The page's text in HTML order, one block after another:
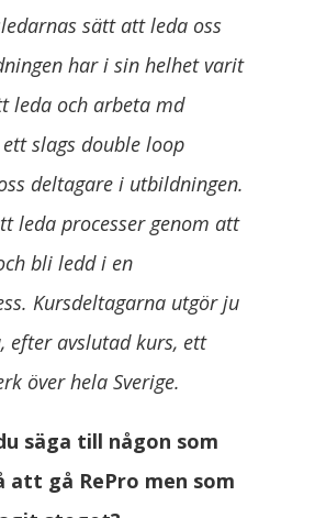
sätt att leda oss
har i sin helhet varit
leda och arbeta md
slags double loop
deltagare i utbildningen.
leda processer genom att
bli ledd i en
Kursdeltagarna utgör ju
efter avslutad kurs, ett
över hela Sverige.
säga till någon som
att gå RePro men som